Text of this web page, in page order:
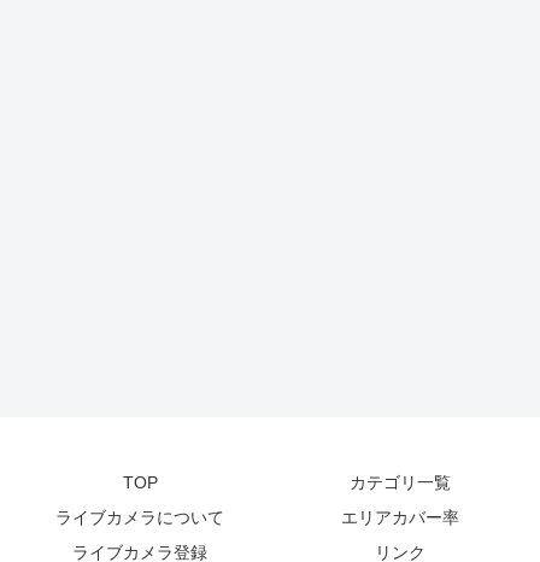
TOP
カテゴリ一覧
ライブカメラについて
エリアカバー率
ライブカメラ登録
リンク